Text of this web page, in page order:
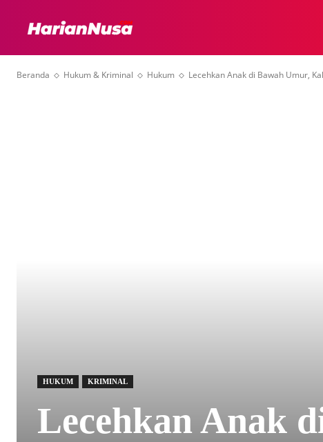
Beranda Hukum & Kriminal Hukum Lecehkan Anak di Bawah Umur,
HUKUM KRIMINAL
Lecehkan Anak